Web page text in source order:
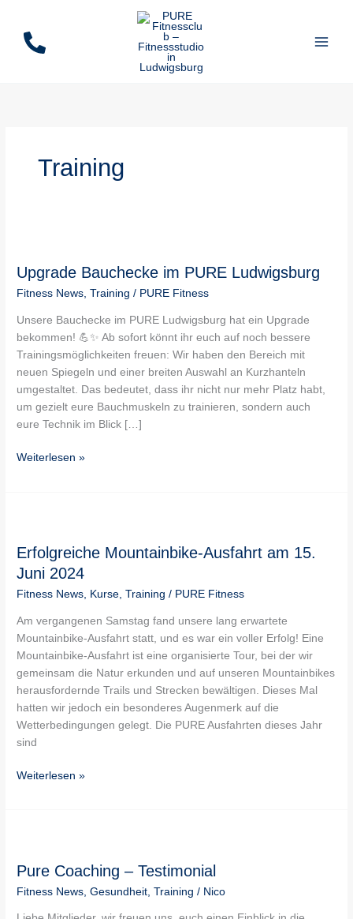
springen
Training
Upgrade Bauchecke im PURE Ludwigsburg
Fitness News,Training / PURE Fitness
Unsere Bauchecke im PURE Ludwigsburg hat ein Upgrade
bekommen! 💪✨ Ab sofort könnt ihr euch auf noch bessere
Trainingsmöglichkeiten freuen: Wir haben den Bereich mit
neuen Spiegeln und einer breiten Auswahl an Kurzhanteln
umgestaltet. Das bedeutet, dass ihr nicht nur mehr Platz habt,
um gezielt eure Bauchmuskeln zu trainieren, sondern auch
eure Technik im Blick […]
im
PURE
Weiterlesen »
Erfolgreiche Mountainbike-Ausfahrt am 15.
Juni 2024
Fitness News Kurse ,Training / PURE Fitness
Am vergangenen Samstag fand unsere lang erwartete
Mountainbike-Ausfahrt statt, und es war ein voller Erfolg! Eine
Mountainbike-Ausfahrt ist eine organisierte Tour, bei der wir
gemeinsam die Natur erkunden und auf unseren Mountainbikes
herausfordernde Trails und Strecken bewältigen. Dieses Mal
hatten wir jedoch ein besonderes Augenmerk auf die
Wetterbedingungen gelegt. Die PURE Ausfahrten dieses Jahr
sind
Ausfahrt
am
2024
Weiterlesen »
Pure Coaching – Testimonial
Fitness News ,Gesundheit ,Training / Nico
–
Testimonial